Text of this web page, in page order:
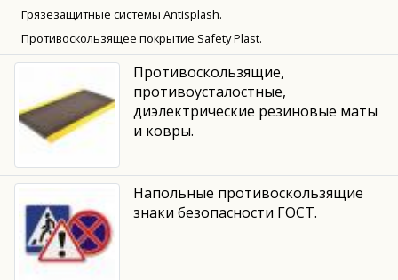
Грязезащитные системы Antisplash.
Противоскользящее покрытие Safety Plast.
Противоскользящие,
противоусталостные,
диэлектрические резиновые маты
и ковры.
Напольные противоскользящие
знаки безопасности ГОСТ.